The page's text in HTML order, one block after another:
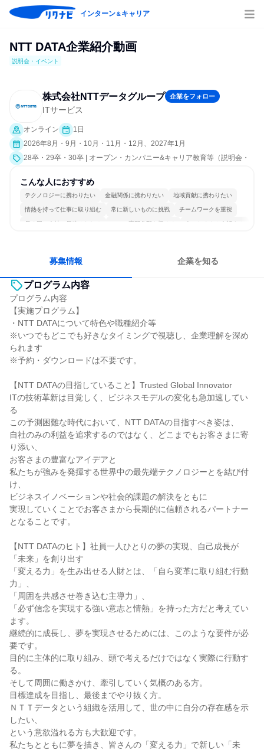
インターン＆キャリア
NTT DATA企業紹介動画
説明会・イベント
株式会社NTTデータグループ 企業をフォロー
ITサービス
オンライン
1日
2026年8月・9月・10月・11月・12月、2027年1月
28卒・29卒・30卒 | オープン・カンパニー&キャリア教育等（説明会・
こんな人におすすめ
テクノロジーに携わりたい 金融関係に携わりたい 地域貢献に携わりたい
情熱を持って仕事に取り組む 常に新しいものに挑戦 チームワークを重視
長く同じ会社に居続けられる 一つの専門分野を極める 人とたくさん会話する
募集情報 企業を知る
プログラム内容
プログラム内容
【実施プログラム】
・NTT DATAについて特色や職種紹介等
※いつでもどこでも好きなタイミングで視聴し、企業理解を深め
られます
※予約・ダウンロードは不要です。
【NTT DATAの目指していること】Trusted Global Innovator
ITの技術革新は目覚しく、ビジネスモデルの変化も急加速してい
る
この予測困難な時代において、NTT DATAの目指すべき姿は、
自社のみの利益を追求するのではなく、どこまでもお客さまに寄
り添い、
お客さまの豊富なアイデアと
私たちが強みを発揮する世界中の最先端テクノロジーとを結び付
け、
ビジネスイノベーションや社会的課題の解決をともに
実現していくことでお客さまから長期的に信頼されるパートナー
となることです。
【NTT DATAのヒト】社員一人ひとりの夢の実現、自己成長が
「未来」を創り出す
「変える力」を生み出せる人財とは、「自ら変革に取り組む行動
力」、
「周囲を共感させ巻き込む主導力」、
「必ず信念を実現する強い意志と情熱」を持った方だと考えてい
ます。
継続的に成長し、夢を実現させるためには、このような要件が必
要です。
目的に主体的に取り組み、頭で考えるだけではなく実際に行動す
る。
そして周囲に働きかけ、牽引していく気概のある方。
目標達成を目指し、最後までやり抜く方。
ＮＴＴデータという組織を活用して、世の中に自分の存在感を示
したい、
という意欲溢れる方も大歓迎です。
私たちとともに夢を描き、皆さんの「変える力」で新しい「未